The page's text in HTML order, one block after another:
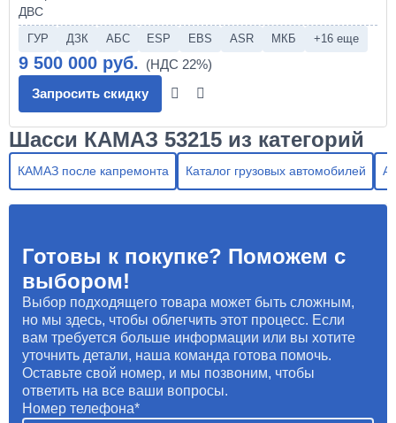
ГУР ДЗК АБС ESP EBS ASR МКБ +16 еще
9 500 000 руб.
Запросить скидку
Шасси КАМАЗ 53215 из категорий
КАМАЗ после капремонта Каталог грузовых автомобилей
Готовы к покупке? Поможем с
выбором!
Выбор подходящего товара может быть сложным,
но мы здесь, чтобы облегчить этот процесс. Если
вам требуется больше информации или вы хотите
уточнить детали, наша команда готова помочь.
Оставьте свой номер, и мы позвоним, чтобы
ответить на все ваши вопросы.
Номер телефона